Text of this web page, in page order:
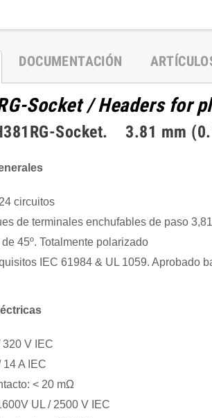
DOCUMENTACIÓN
Socket/ Headers for
Socket. 3.81 mm
circuitos
de terminales enchufables de paso
45º. Totalmente polarizado
IEC 61984 & UL 1059. Aprobado
320 V IEC
A IEC
< 20 mΩ
UL / 2500 V IEC